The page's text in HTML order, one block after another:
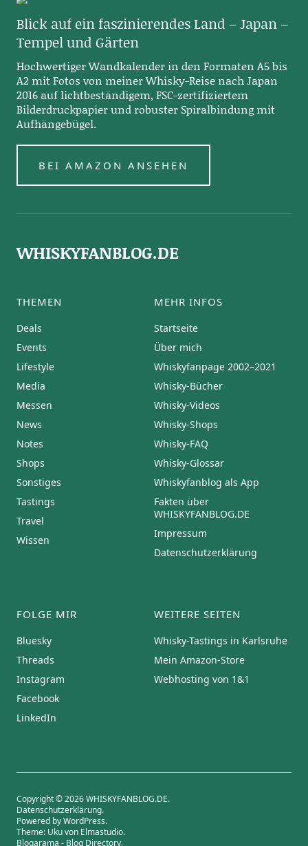
Blick auf ein faszinierendes Land – Japan –
Tempel und Gärten
Hochwertiger Wandkalender in den Formaten A5 bis
A2 mit Fotos von meiner Whisky-Reise nach Japan
2016 auf lichtbeständigem, FSC-zertifiziertem
Bilderdruckpapier und robuster Spiralbindung mit
Aufhängebügel.
BEI AMAZON ANSEHEN
WHISKYFANBLOG.DE
THEMEN
Deals
Events
Lifestyle
Media
Messen
News
Notes
Shops
Sonstiges
Tastings
Travel
Wissen
MEHR INFOS
Startseite
Über mich
Whiskyfanpage 2002–2021
Whisky-Bücher
Whisky-Videos
Whisky-Shops
Whisky-FAQ
Whisky-Glossar
Whiskyfanblog als App
Fakten über
WHISKYFANBLOG.DE
Impressum
Datenschutzerklärung
FOLGE MIR
Bluesky
Threads
Instagram
Facebook
LinkedIn
WEITERE SEITEN
Whisky-Tastings in Karlsruhe
Mein Amazon-Store
Webhosting von 1&1
Copyright © 2026 WHISKYFANBLOG.DE
Datenschutzerklärung
Powered byWordPress
Theme: Uku von Elmastudio
Blogarama - Blog Directory